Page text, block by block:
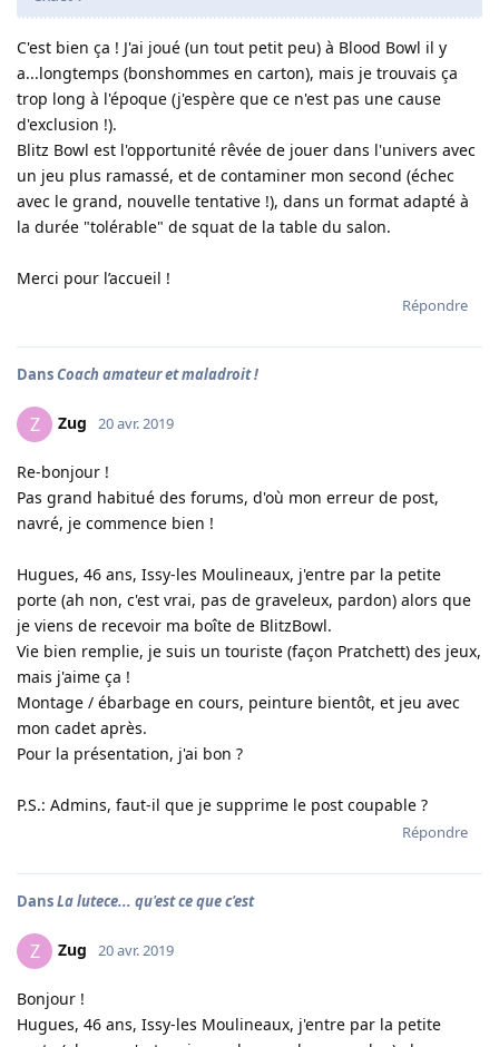
C'est bien ça ! J'ai joué (un tout petit peu) à Blood Bowl il y
a...longtemps (bonshommes en carton), mais je trouvais ça
trop long à l'époque (j'espère que ce n'est pas une cause
d'exclusion !).
Blitz Bowl est l'opportunité rêvée de jouer dans l'univers avec
un jeu plus ramassé, et de contaminer mon second (échec
avec le grand, nouvelle tentative !), dans un format adapté à
la durée "tolérable" de squat de la table du salon.
Merci pour l’accueil !
Répondre
DansCoach amateur et maladroit !
Z Zug 20 avr. 2019
Re-bonjour !
Pas grand habitué des forums, d'où mon erreur de post,
navré, je commence bien !
Hugues, 46 ans, Issy-les Moulineaux, j'entre par la petite
porte (ah non, c'est vrai, pas de graveleux, pardon) alors que
je viens de recevoir ma boîte de BlitzBowl.
Vie bien remplie, je suis un touriste (façon Pratchett) des jeux,
mais j'aime ça !
Montage / ébarbage en cours, peinture bientôt, et jeu avec
mon cadet après.
Pour la présentation, j'ai bon ?
P.S.: Admins, faut-il que je supprime le post coupable ?
Répondre
DansLa lutece... qu'est ce que c'est
Z Zug 20 avr. 2019
Bonjour !
Hugues, 46 ans, Issy-les Moulineaux, j'entre par la petite